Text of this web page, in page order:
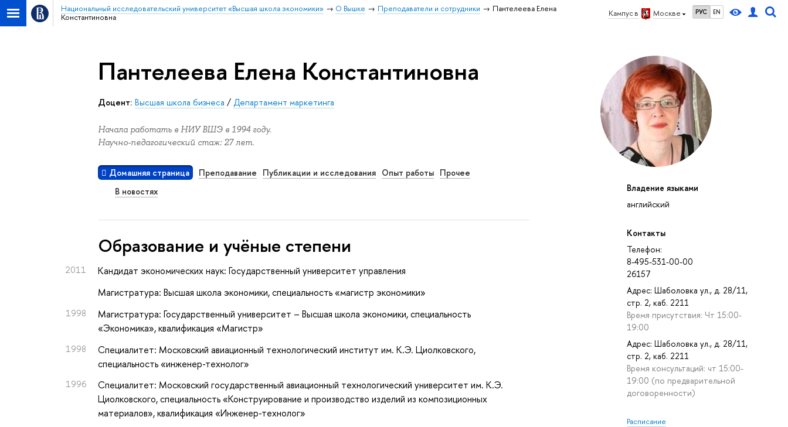
Кампус в Москве РУС EN
Национальный исследовательский университет «Высшая школа экономики» О Вышке Преподаватели и сотрудники
Пантелеева Елена
Константиновна
Владение языками
английский
Контакты
Телефон:
8-495-531-00-00
26157
Адрес: Шаболовка ул., д. 28/11,
стр. 2, каб. 2211
Время присутствия: Чт 15:00-
19:00
Адрес: Шаболовка ул., д. 28/11,
стр. 2, каб. 2211
Время консультаций: чт 15:00-
19:00 (по предварительной
договоренности)
Расписание
Пантелеева Елена Константиновна
Доцент: Высшая школа бизнеса / Департамент маркетинга
Начала работать в НИУ ВШЭ в 1994 году.
Научно-педагогический стаж: 27 лет.
Домашняя страница Преподавание Публикации и исследования Опыт работы Прочее
В новостях
Oбразование и учёные степени
2011
Кандидат экономических наук: Государственный университет управления
Магистратура: Высшая школа экономики, специальность «магистр экономики»
1998
Магистратура: Государственный университет – Высшая школа экономики, специальность
«Экономика», квалификация «Магистр»
1998
Специалитет: Московский авиационный технологический институт им. К.Э. Циолковского,
специальность «инженер-технолог»
1996
Специалитет: Московский государственный авиационный технологический университет им. К.Э.
Циолковского, специальность «Конструирование и производство изделий из композиционных
материалов», квалификация «Инженер-технолог»